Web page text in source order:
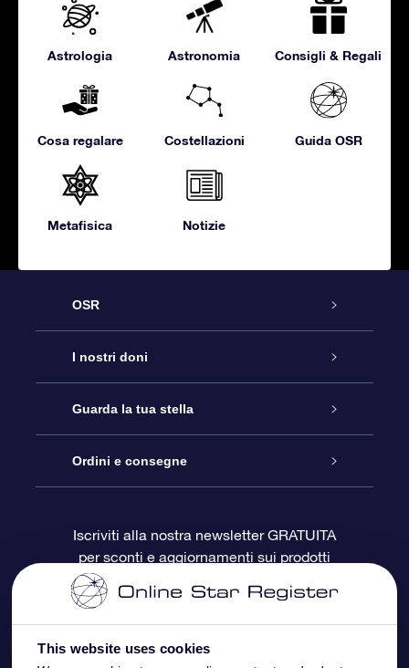
This website uses cookies
Astrologia Astronomia Consigli & Regali
Cosa regalare Costellazioni Guida OSR
Metafisica Notizie
OSR
Assistenza
Contattaci
Blog
OSR Recensioni
I nostri doni
Online Star Gift
Pacchetto regalo OSR
Gift Card OSR
Doni aziendali
Guarda la tua stella
Registro stellare
Star Page personalizzata
One Million Stars
OSR Starsaver
Ordini e consegne
Informazioni di Pagamento
Iscriviti alla nostra newsletter GRATUITA
per sconti e aggiornamenti sui prodotti